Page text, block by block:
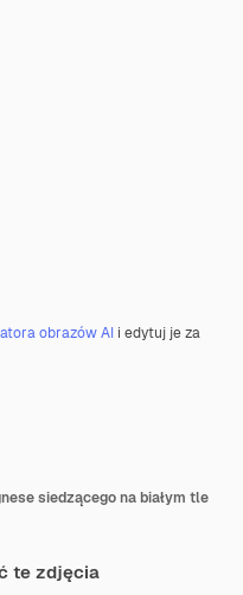
obrazów AI i edytuj je za
siedzącego na białym tle
te zdjęcia